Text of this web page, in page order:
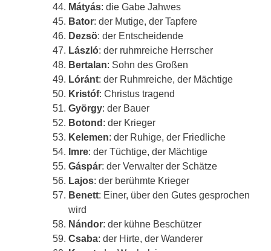
Mátyás: die Gabe Jahwes
Bator: der Mutige, der Tapfere
Dezsö: der Entscheidende
László: der ruhmreiche Herrscher
Bertalan: Sohn des Großen
Lóránt: der Ruhmreiche, der Mächtige
Kristóf: Christus tragend
György: der Bauer
Botond: der Krieger
Kelemen: der Ruhige, der Friedliche
Imre: der Tüchtige, der Mächtige
Gáspár: der Verwalter der Schätze
Lajos: der berühmte Krieger
Benett: Einer, über den Gutes gesprochen
wird
Nándor: der kühne Beschützer
Csaba: der Hirte, der Wanderer